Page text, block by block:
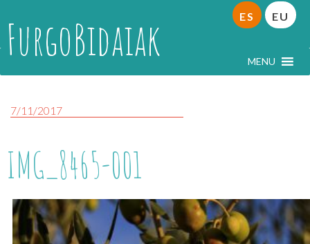
FurgoBidaiak MENU
ES EU
7/11/2017
IMG_8465-001